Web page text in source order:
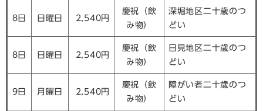
8日 日曜日 2,540円
慶祝（飲
み物）
深堀地区二十歳のつ
どい
8日 日曜日 2,540円
慶祝（飲
み物）
日見地区二十歳のつ
どい
9日 月曜日 2,540円
慶祝（飲
み物）
障がい者二十歳のつ
どい